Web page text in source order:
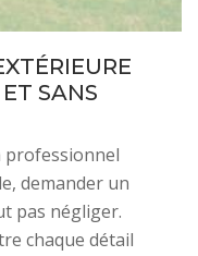
SANS
professionnel
demander un
pas négliger.
chaque détail